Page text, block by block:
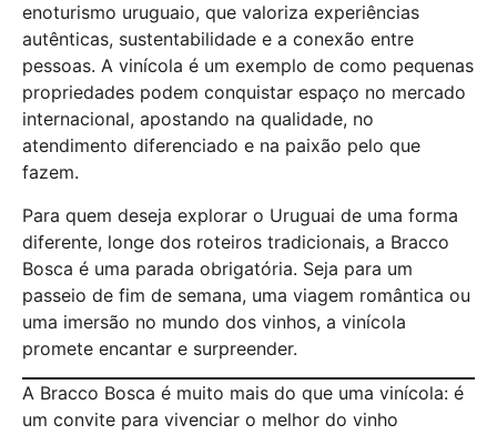
enoturismo uruguaio, que valoriza experiências
autênticas, sustentabilidade e a conexão entre
pessoas. A vinícola é um exemplo de como pequenas
propriedades podem conquistar espaço no mercado
internacional, apostando na qualidade, no
atendimento diferenciado e na paixão pelo que
fazem.
Para quem deseja explorar o Uruguai de uma forma
diferente, longe dos roteiros tradicionais, a Bracco
Bosca é uma parada obrigatória. Seja para um
passeio de fim de semana, uma viagem romântica ou
uma imersão no mundo dos vinhos, a vinícola
promete encantar e surpreender.
A Bracco Bosca é muito mais do que uma vinícola: é
um convite para vivenciar o melhor do vinho